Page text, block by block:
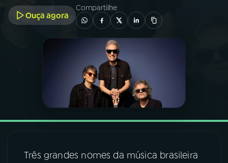
A RÁDIO
PROGRAMAÇÃO
PROGRAMAS
Ouça agora
Compartilhe
Três grandes nomes da música brasileira